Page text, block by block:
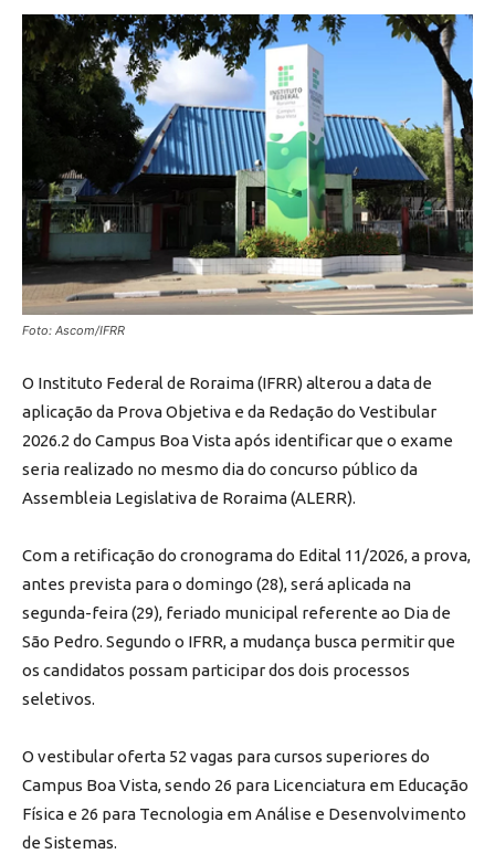
Foto: Ascom/IFRR
O Instituto Federal de Roraima (IFRR) alterou a data de
aplicação da Prova Objetiva e da Redação do Vestibular
2026.2 do Campus Boa Vista após identificar que o exame
seria realizado no mesmo dia do concurso público da
Assembleia Legislativa de Roraima (ALERR).
Com a retificação do cronograma do Edital 11/2026, a prova,
antes prevista para o domingo (28), será aplicada na
segunda-feira (29), feriado municipal referente ao Dia de
São Pedro. Segundo o IFRR, a mudança busca permitir que
os candidatos possam participar dos dois processos
seletivos.
O vestibular oferta 52 vagas para cursos superiores do
Campus Boa Vista, sendo 26 para Licenciatura em Educação
Física e 26 para Tecnologia em Análise e Desenvolvimento
de Sistemas.